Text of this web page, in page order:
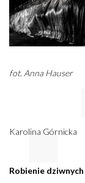
fot. Anna Hauser
Karolina Górnicka
Robienie